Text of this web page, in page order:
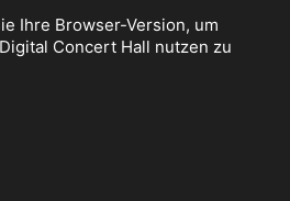
Ihre Browser-Version, um
Concert Hall nutzen zu